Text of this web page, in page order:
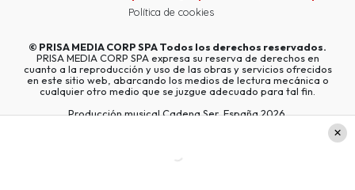
Política de cookies
© PRISA MEDIA CORP SPATodos los derechos reservados.
PRISA MEDIA CORP SPA expresa su reserva de derechos en
cuanto a la reproducción y uso de las obras y servicios ofrecidos
en este sitio web, abarcando los medios de lectura mecánica o
cualquier otro medio que se juzgue adecuado para tal fin.
Producción musical Cadena Ser, España 2026.